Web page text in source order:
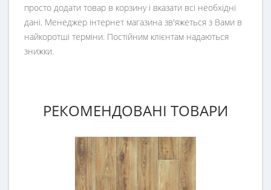
просто додати товар в корзину і вказати всі необхідні
дані. Менеджер інтернет магазина зв'яжеться з Вами в
найкоротші терміни. Постійним клієнтам надаються
знижки.
РЕКОМЕНДОВАНІ ТОВАРИ